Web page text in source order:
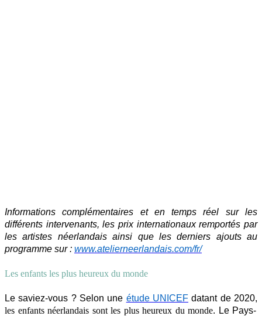
Informations complémentaires et en temps réel sur les
différents intervenants, les prix internationaux remportés par
les artistes néerlandais ainsi que les derniers ajouts au
programme sur : www.atelierneerlandais.com/fr/
Les enfants les plus heureux du monde
Le saviez-vous ? Selon une étude UNICEF datant de 2020,
les enfants néerlandais sont les plus heureux du monde. Le Pays-